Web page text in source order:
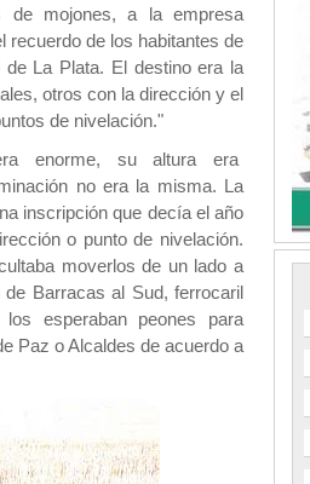
de mojones, a la empresa
recuerdo de los habitantes de
de La Plata. El destino era la
otros con la dirección y el
de nivelación."
enorme, su altura era
no era la misma. La
inscripción que decía el año
o punto de nivelación.
moverlos de un lado a
Barracas al Sud, ferrocaril
esperaban peones para
Paz o Alcaldes de acuerdo a